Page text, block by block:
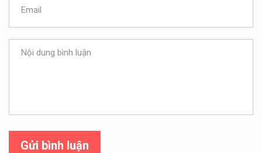
Gửi bình luận